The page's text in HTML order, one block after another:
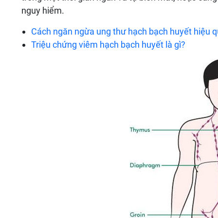
nguy hiểm.
Cách ngăn ngừa ung thư hạch bạch huyết hiệu
Triệu chứng viêm hạch bạch huyết là gì?